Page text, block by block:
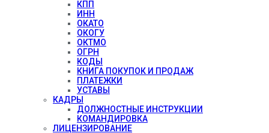
КПП
ИНН
ОКАТО
ОКОГУ
ОКТМО
ОГРН
КОДЫ
КНИГА ПОКУПОК И ПРОДАЖ
ПЛАТЕЖКИ
УСТАВЫ
КАДРЫ
ДОЛЖНОСТНЫЕ ИНСТРУКЦИИ
КОМАНДИРОВКА
ЛИЦЕНЗИРОВАНИЕ